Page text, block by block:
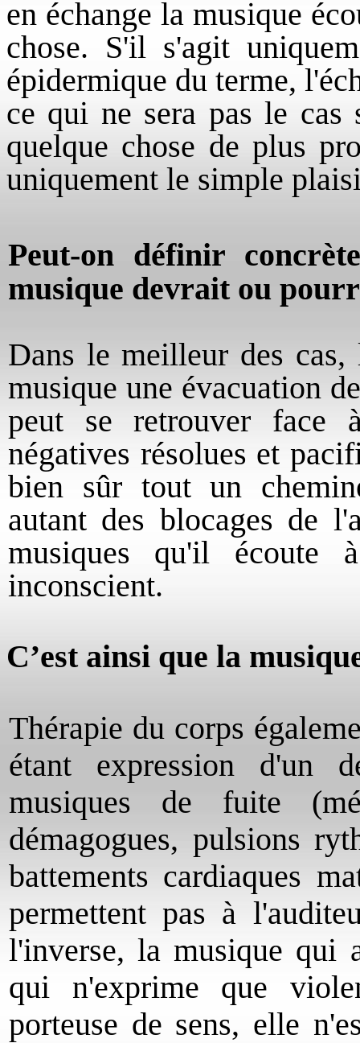
en échange la musique
chose. S'il s'agit
épidermique du terme,
ce qui ne sera pas le
quelque chose de plus
uniquement le simple
Peut-on définir
musique devrait ou
Dans le meilleur des
musique une évacuation
peut se retrouver face
négatives résolues et
bien sûr tout un
autant des blocages de
musiques qu'il écoute
inconscient.
C’est ainsi que la
Thérapie du corps
étant expression d'un
musiques de fuite
démagogues, pulsions
battements cardiaques
permettent pas à
l'inverse, la musique qui
qui n'exprime que
porteuse de sens, elle